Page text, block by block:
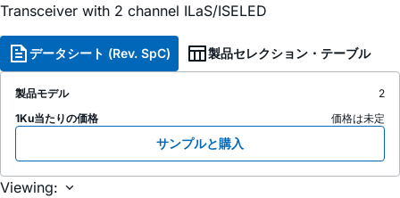
Transceiver with 2 channel ILaS/ISELED
データシート (Rev. SpC) 製品セレクション・テーブル
製品モデル
2
1Ku当たりの価格
価格は未定
サンプルと購入
Viewing: